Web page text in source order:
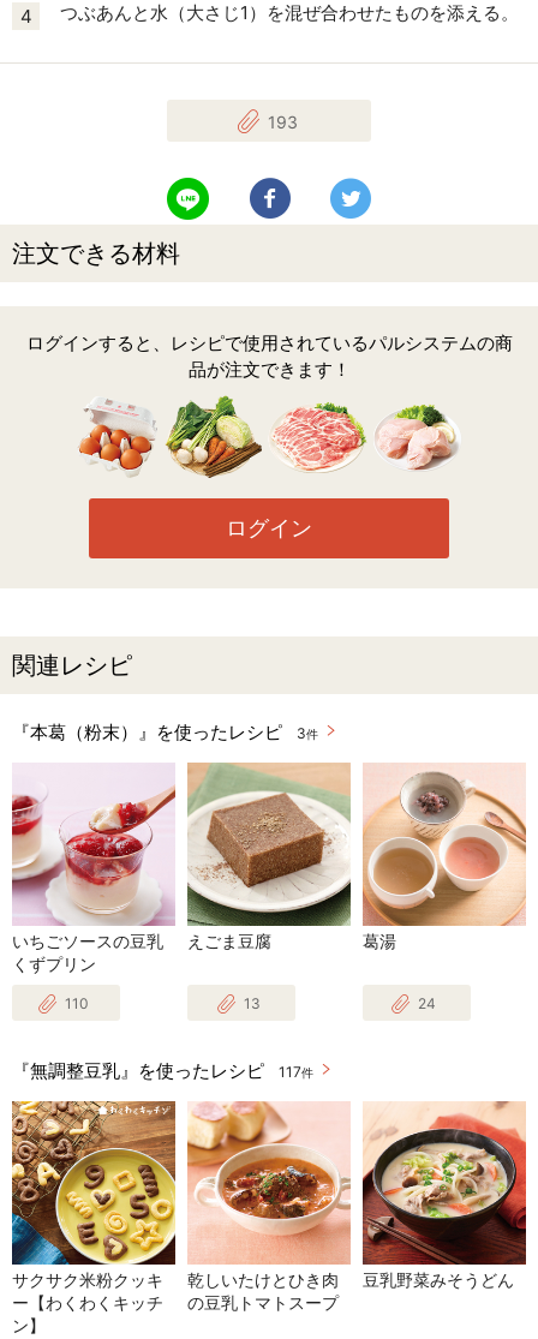
4 つぶあんと水（大さじ1）を混ぜ合わせたものを添える。
193
LINEで送る Facebookでシェアする
注文できる材料
ログインすると、レシピで使用されているパルシステムの商
品が注文できます！
ログイン
関連レシピ
『本葛（粉末）』を使ったレシピ 3件
いちごソースの豆乳
くずプリン
110
えごま豆腐
13
葛湯
24
『無調整豆乳』を使ったレシピ 117件
サクサク米粉クッキ
ー【わくわくキッチ
ン】
乾しいたけとひき肉
の豆乳トマトスープ
豆乳野菜みそうどん